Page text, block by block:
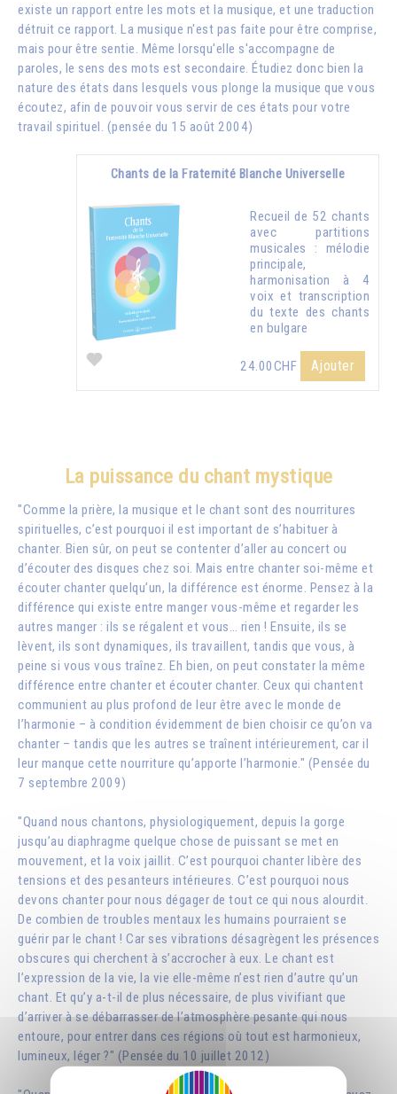
existe un rapport entre les mots et la musique, et une traduction
détruit ce rapport. La musique n'est pas faite pour être comprise,
mais pour être sentie. Même lorsqu'elle s'accompagne de
paroles, le sens des mots est secondaire. Étudiez donc bien la
nature des états dans lesquels vous plonge la musique que vous
écoutez, afin de pouvoir vous servir de ces états pour votre
travail spirituel. (pensée du 15 août 2004)
Chants de la Fraternité Blanche Universelle
Recueil de 52 chants
avec partitions
musicales : mélodie
principale,
harmonisation à 4
voix et transcription
du texte des chants
en bulgare
24.00CHF Ajouter
La puissance du chant mystique
"Comme la prière, la musique et le chant sont des nourritures
spirituelles, c’est pourquoi il est important de s’habituer à
chanter. Bien sûr, on peut se contenter d’aller au concert ou
d’écouter des disques chez soi. Mais entre chanter soi-même et
écouter chanter quelqu’un, la différence est énorme. Pensez à la
différence qui existe entre manger vous-même et regarder les
autres manger : ils se régalent et vous… rien ! Ensuite, ils se
lèvent, ils sont dynamiques, ils travaillent, tandis que vous, à
peine si vous vous traînez. Eh bien, on peut constater la même
différence entre chanter et écouter chanter. Ceux qui chantent
communient au plus profond de leur être avec le monde de
l’harmonie – à condition évidemment de bien choisir ce qu’on va
chanter – tandis que les autres se traînent intérieurement, car il
leur manque cette nourriture qu’apporte l’harmonie." (Pensée du
7 septembre 2009)
"Quand nous chantons, physiologiquement, depuis la gorge
jusqu’au diaphragme quelque chose de puissant se met en
mouvement, et la voix jaillit. C’est pourquoi chanter libère des
tensions et des pesanteurs intérieures. C’est pourquoi nous
devons chanter pour nous dégager de tout ce qui nous alourdit.
De combien de troubles mentaux les humains pourraient se
guérir par le chant ! Car ses vibrations désagrègent les présences
obscures qui cherchent à s’accrocher à eux. Le chant est
l’expression de la vie, la vie elle-même n’est rien d’autre qu’un
chant. Et qu’y a-t-il de plus nécessaire, de plus vivifiant que
d’arriver à se débarrasser de l’atmosphère pesante qui nous
entoure, pour entrer dans ces régions où tout est harmonieux,
lumineux, léger ?" (Pensée du 10 juillet 2012)